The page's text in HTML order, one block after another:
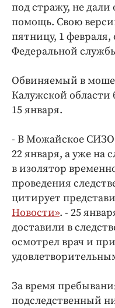
Происшествия
Спорт
Экономика и
Блоги
Издания
Интересное
Клиника года
Бренд года
Работодатель
под стражу, не
помощь. Свою
пятницу, 1 февраля,
Федеральной
Обвиняемый в
Калужской области
15 января.
- В Можайское
22 января, а уже на
в изолятор
проведения
цитирует
Новости». - 25
доставили в
осмотрел врач и
За время
подследственный